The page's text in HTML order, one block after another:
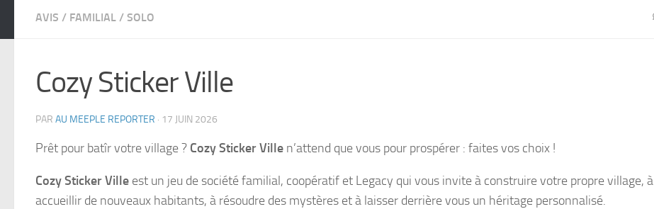
AVIS / FAMILIAL / SOLO
Cozy Sticker Ville
PAR AU MEEPLE REPORTER · 17 JUIN 2026
Prêt pour batîr votre village ? Cozy Sticker Ville n’attend que vous pour prospérer : faites vos choix !
Cozy Sticker Ville est un jeu de société familial, coopératif et Legacy qui vous invite à construire votre propre village, à
accueillir de nouveaux habitants, à résoudre des mystères et à laisser derrière vous un héritage personnalisé.